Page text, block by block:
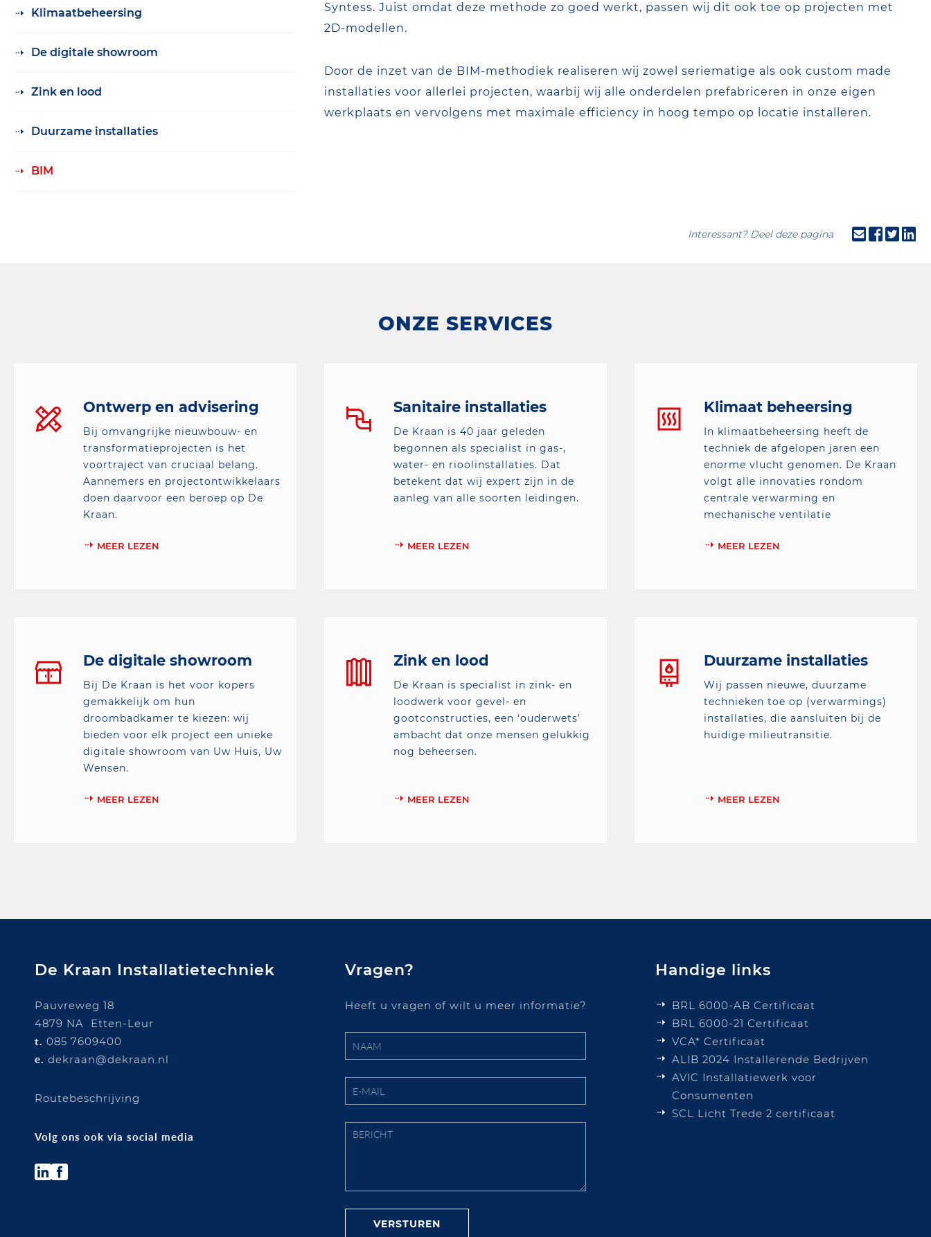
Klimaatbeheersing
De digitale showroom
Zink en lood
Duurzame installaties
BIM
Syntess. Juist omdat deze methode zo goed werkt, passen wij dit ook toe op projecten met
2D-modellen.
Door de inzet van de BIM-methodiek realiseren wij zowel seriematige als ook custom made
installaties voor allerlei projecten, waarbij wij alle onderdelen prefabriceren in onze eigen
werkplaats en vervolgens met maximale efficiency in hoog tempo op locatie installeren.
Interessant? Deel deze pagina
ONZE SERVICES
Ontwerp en advisering
Bij omvangrijke nieuwbouw- en
transformatieprojecten is het
voortraject van cruciaal belang.
Aannemers en projectontwikkelaars
doen daarvoor een beroep op De
Kraan.
MEER LEZEN
Sanitaire installaties
De Kraan is 40 jaar geleden
begonnen als specialist in gas-,
water- en rioolinstallaties. Dat
betekent dat wij expert zijn in de
aanleg van alle soorten leidingen.
MEER LEZEN
Klimaat beheersing
In klimaatbeheersing heeft de
techniek de afgelopen jaren een
enorme vlucht genomen. De Kraan
volgt alle innovaties rondom
centrale verwarming en
mechanische ventilatie
MEER LEZEN
De digitale showroom
Bij De Kraan is het voor kopers
gemakkelijk om hun
droombadkamer te kiezen: wij
bieden voor elk project een unieke
digitale showroom van Uw Huis, Uw
Wensen.
MEER LEZEN
Zink en lood
De Kraan is specialist in zink- en
loodwerk voor gevel- en
gootconstructies, een ‘ouderwets’
ambacht dat onze mensen gelukkig
nog beheersen.
MEER LEZEN
Duurzame installaties
Wij passen nieuwe, duurzame
technieken toe op (verwarmings)
installaties, die aansluiten bij de
huidige milieutransitie.
MEER LEZEN
De Kraan Installatietechniek
Pauvreweg 18
4879 NA Etten-Leur
t. 085 7609400
e. dekraan@dekraan.nl
Routebeschrijving
Volg ons ook via social media
Vragen?
Heeft u vragen of wilt u meer informatie?
VERSTUREN
Handige links
BRL 6000-AB Certificaat
BRL 6000-21 Certificaat
VCA* Certificaat
ALIB 2024 Installerende Bedrijven
AVIC Installatiewerk voor
Consumenten
SCL Licht Trede 2 certificaat